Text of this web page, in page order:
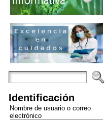
Identificación
Nombre de usuario o correo
electrónico